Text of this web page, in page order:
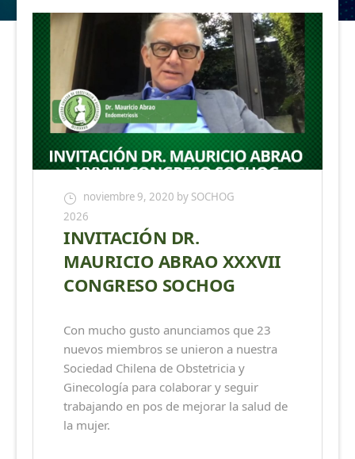
noviembre 9, 2020 by SOCHOG
2026
INVITACIÓN DR.
MAURICIO ABRAO XXXVII
CONGRESO SOCHOG
Con mucho gusto anunciamos que 23
nuevos miembros se unieron a nuestra
Sociedad Chilena de Obstetricia y
Ginecología para colaborar y seguir
trabajando en pos de mejorar la salud de
la mujer.